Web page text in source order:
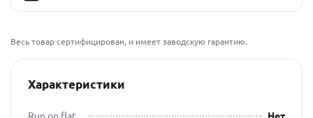
Весь товар сертифицирован, и имеет заводскую гарантию.
Характеристики
Run on flat
Нет